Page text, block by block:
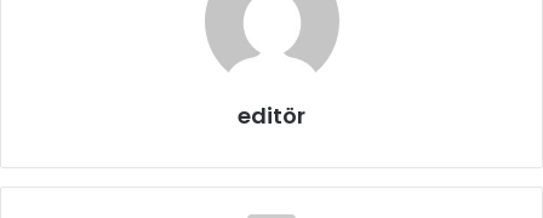
Güneşin Faydaları Nelerdir?
editör